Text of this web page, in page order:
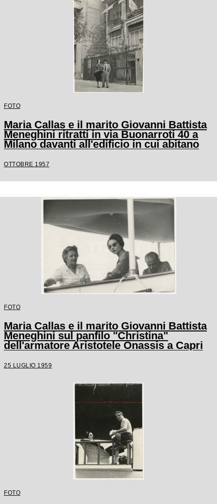
FOTO
Maria Callas e il marito Giovanni Battista
Meneghini ritratti in via Buonarroti 40 a
Milano davanti all'edificio in cui abitano
OTTOBRE 1957
FOTO
Maria Callas e il marito Giovanni Battista
Meneghini sul panfilo "Christina"
dell'armatore Aristotele Onassis a Capri
25 LUGLIO 1959
FOTO